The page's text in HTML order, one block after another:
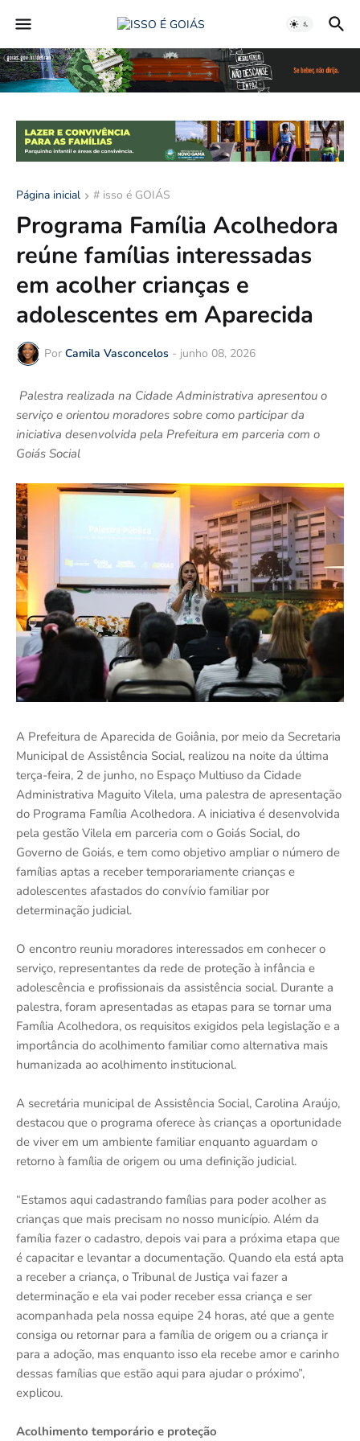
Página inicial # isso é GOIÁS
Programa Família Acolhedora
reúne famílias interessadas
em acolher crianças e
adolescentes em Aparecida
Por Camila Vasconcelos - junho 08, 2026
Palestra realizada na Cidade Administrativa apresentou o
serviço e orientou moradores sobre como participar da
iniciativa desenvolvida pela Prefeitura em parceria com o
Goiás Social
A Prefeitura de Aparecida de Goiânia, por meio da Secretaria
Municipal de Assistência Social, realizou na noite da última
terça-feira, 2 de junho, no Espaço Multiuso da Cidade
Administrativa Maguito Vilela, uma palestra de apresentação
do Programa Família Acolhedora. A iniciativa é desenvolvida
pela gestão Vilela em parceria com o Goiás Social, do
Governo de Goiás, e tem como objetivo ampliar o número de
famílias aptas a receber temporariamente crianças e
adolescentes afastados do convívio familiar por
determinação judicial.
O encontro reuniu moradores interessados em conhecer o
serviço, representantes da rede de proteção à infância e
adolescência e profissionais da assistência social. Durante a
palestra, foram apresentadas as etapas para se tornar uma
Família Acolhedora, os requisitos exigidos pela legislação e a
importância do acolhimento familiar como alternativa mais
humanizada ao acolhimento institucional.
A secretária municipal de Assistência Social, Carolina Araújo,
destacou que o programa oferece às crianças a oportunidade
de viver em um ambiente familiar enquanto aguardam o
retorno à família de origem ou uma definição judicial.
“Estamos aqui cadastrando famílias para poder acolher as
crianças que mais precisam no nosso município. Além da
família fazer o cadastro, depois vai para a próxima etapa que
é capacitar e levantar a documentação. Quando ela está apta
a receber a criança, o Tribunal de Justiça vai fazer a
determinação e ela vai poder receber essa criança e ser
acompanhada pela nossa equipe 24 horas, até que a gente
consiga ou retornar para a família de origem ou a criança ir
para a adoção, mas enquanto isso ela recebe amor e carinho
dessas famílias que estão aqui para ajudar o próximo”,
explicou.
Acolhimento temporário e proteção